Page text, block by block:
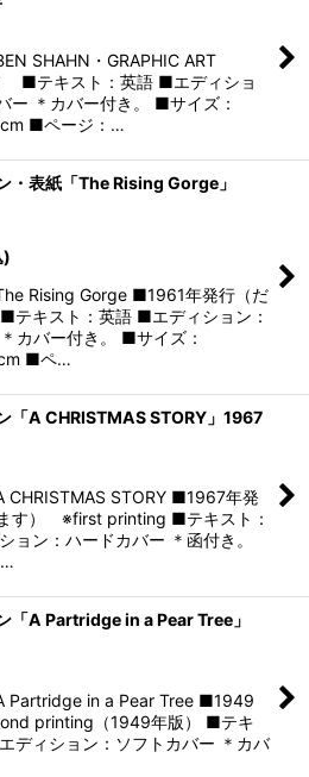
SHAHN・GRAPHIC ART
■テキスト：英語 ■エディショ
ー ＊カバー付き。 ■サイズ：
■ページ：…
・表紙「The Rising Gorge」
)
Rising Gorge ■1961年発行（だ
テキスト：英語 ■エディション：
カバー付き。 ■サイズ：
■ペ…
「A CHRISTMAS STORY」1967
CHRISTMAS STORY ■1967年発
す） ※first printing ■テキスト：
ョン：ハードカバー ＊函付き。
「A Partridge in a Pear Tree」
Partridge in a Pear Tree ■1949
printing（1949年版） ■テキ
ディション：ソフトカバー ＊カバ